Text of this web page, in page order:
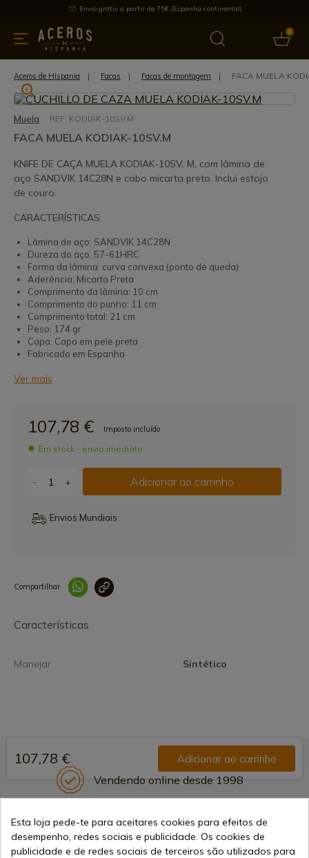
Envio grátis a partir de 75€ (Espanha continental)
0
& Utensílios de cozinha Oferece Últimas notícias
Aceros de Hispania Facas Facas de montagem FACA MUELA
Muela REF: KODIAK-10SV.M
FACA MUELA KODIAK-10SV.M
KNIFE DE CAÇA MUELA KODIAK-10SV. M, com lâmina de
aço SANDVIK 14C28N e cabo micarta preto. Inclui estojo
de couro.
CARACTERÍSTICAS:
Lâmina de aço: SANDVIK 14C28N
Dureza do aço: 57-61HRC
Forma da lâmina: curva convexa (ponto de queda)
Aderência: Micarta Preta
Comprimento da lâmina: 10 cm
Comprimento do punho: 11 cm
Comprimento total: 21 cm
Peso: 174 gr
Capa: Capa em pele preta
Fabricado em Espanha
Ver mais
107,78 € Imposto incluído
Em stock - envio imediato
- + Adicionar ao carrinho
Envios Mundiais
Compartilhar
Características
Manejar Sintético
107,78 € Adicionar ao carrinho
Vendendo online desde 1998
Métodos de Pagamento
Seguros
Esta loja pede-te para aceitares cookies para efeitos de
desempenho, redes sociais e publicidade. Os cookies de
publicidade e de redes sociais de terceiros são utilizados para